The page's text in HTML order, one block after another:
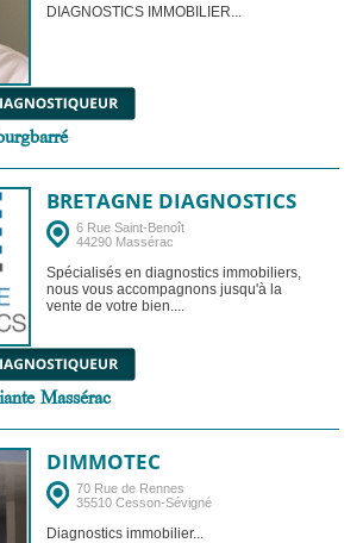
DIAGNOSTICS IMMOBILIER...
BRETAGNE DIAGNOSTICS
6 Rue Saint-Benoît
44290 Massérac
Spécialisés en diagnostics immobiliers,
nous vous accompagnons jusqu'à la
vente de votre bien....
Massérac
DIMMOTEC
70 Rue de Rennes
35510 Cesson-Sévigné
Diagnostics immobilier...